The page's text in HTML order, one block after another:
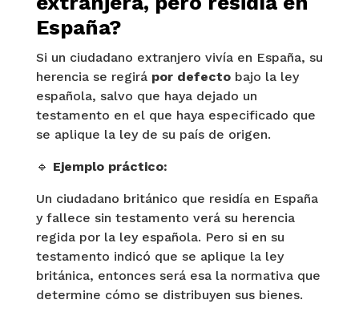
España?
Si un ciudadano extranjero vivía en España, su
herencia se regirá por defectobajo la ley
española, salvo que haya dejado un
testamento en el que haya especificado que
se aplique la ley de su país de origen.
🔹 Ejemplo práctico:
Un ciudadano británico que residía en España
y fallece sin testamento verá su herencia
regida por la ley española. Pero si en su
testamento indicó que se aplique la ley
británica, entonces será esa la normativa que
determine cómo se distribuyen sus bienes.